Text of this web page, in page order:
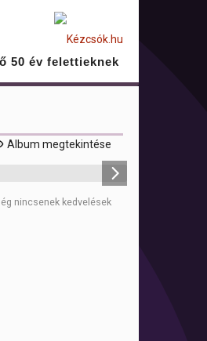
50 év felettieknek
Album megtekintése
nincsenek kedvelések